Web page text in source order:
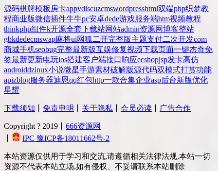
源码棋牌模板 房卡appvdiscuzcmswordpresshtml双端php织梦教
程商业版微信插件牛牛pc安卓dede游戏服务端htm视频教程
thinkphp组件k开源全套下载站网站admin资源网博客整站
gbkdedecmswap麻将ui网狐 二开完整版主题支付二次开发com
商城手机seobug完整最新版互娱修复视频下载页面一键杰奇免
签最新更新电玩ios搭建客户端接口响应ecshopjsp发卡高仿
androiddzinux小说微星手游素材破解版源代码双模式打赏功能
apizblog服务器迪恩qq红包http一款合集企业asp后台新版优化
星耀
下载须知 免责申明 关于隐私 会员必读 广告合作
Copyright ? 2019丨 666资源网
IPC 豫ICP备18011662号-2
本站资源仅供用于学习和交流,请遵循相关法律法规,本站一切
资源不代表本站立场,如有侵权、不妥请联系本站删除